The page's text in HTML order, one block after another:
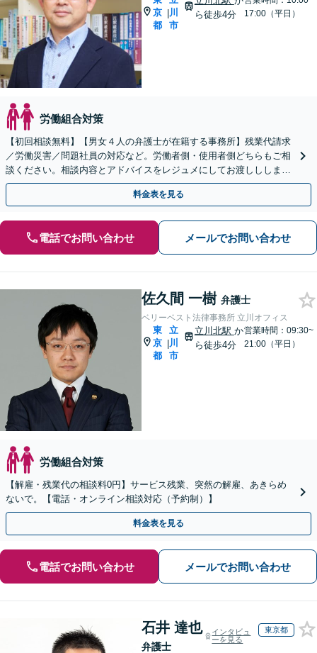
京
都
|川
市
ら徒歩4分
17:00（平日）
労働組合対策
【初回相談無料】【男女４人の弁護士が在籍する事務所】残業代請求
／労働災害／問題社員の対応など。労働者側・使用者側どちらもご相
談ください。相談内容とアドバイスをレジュメにしてお渡ししします
【立川駅６分】【弁護士歴15年以上】
料金表を見る
電話でお問い合わせ メールでお問い合わせ
佐久間 一樹 弁護士
ベリーベスト法律事務所 立川オフィス
東
京
都
|
立
川
市
立川北駅 か
ら徒歩4分
営業時間：09:30~
21:00（平日）
労働組合対策
【解雇・残業代の相談料0円】サービス残業、突然の解雇、あきらめ
ないで。【電話・オンライン相談対応（予約制）】
料金表を見る
電話でお問い合わせ メールでお問い合わせ
石井 達也
弁護士
インタビュ
ーを見る
東京都